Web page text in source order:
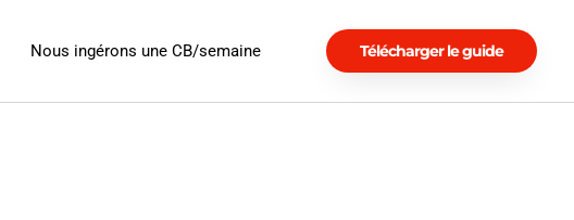
Nous ingérons une CB/semaine Télécharger le guide